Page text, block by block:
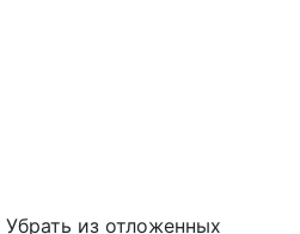
Убрать из отложенных